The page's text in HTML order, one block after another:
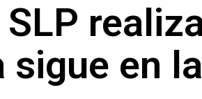
sigue en